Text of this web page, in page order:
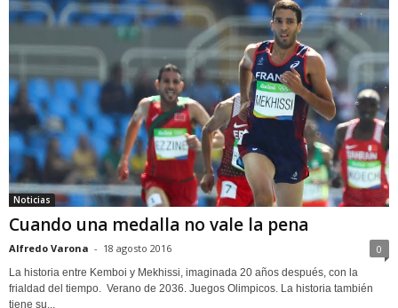
Noticias
Cuando una medalla no vale la pena
Alfredo Varona - 18 agosto 2016 0
La historia entre Kemboi y Mekhissi, imaginada 20 años después, con la
frialdad del tiempo. Verano de 2036. Juegos Olimpicos. La historia también
tiene su...